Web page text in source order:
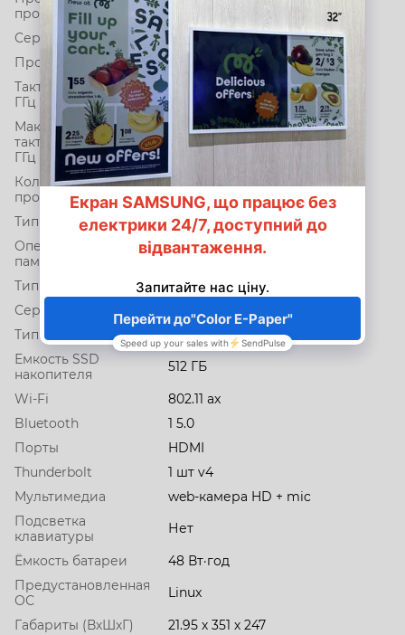
процессора
Intel
Серия процессора
Core i5
Процессор
1135G7 8MB L3 cache
Тактовая частота,
ГГц
Максимальная
тактовая частота,
ГГц
Кол-во ядер
процессора
4
Тип ОЗУ
DDR 4 SODIMM
Оперативная
память
8 ГБ, 1x8
Тип видеокарты
интегрированная
Серия видеокарты
Intel Iris Xe
Тип ПЗУ
SSD
Емкость SSD
накопителя
512 ГБ
Wi-Fi
802.11 ax
Bluetooth
1 5.0
Порты
HDMI
Thunderbolt
1 шт v4
Мультимедиа
web-камера HD + mic
Подсветка
клавиатуры
Нет
Ёмкость батареи
48 Вт·год
Предустановленная
ОС
Linux
Габариты (ВхШхГ)
21.95 х 351 х 247